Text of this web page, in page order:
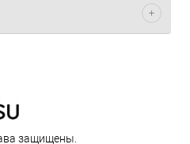
защищены.